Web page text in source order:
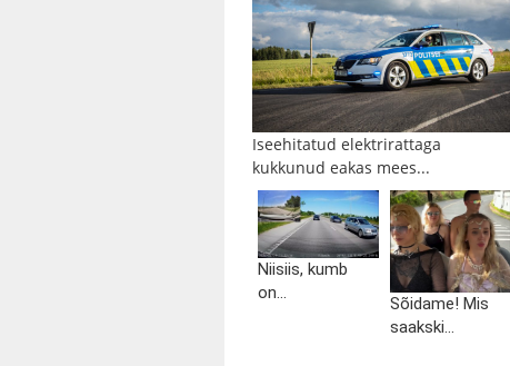
Iseehitatud elektrirattaga
kukkunud eakas mees...
Niisiis, kumb
on...
Sõidame! Mis
saakski...